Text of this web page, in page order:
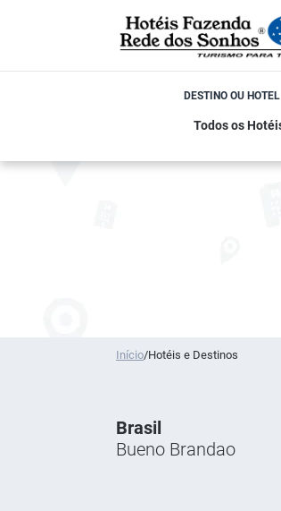
DESTINO OU HOTEL
Início/Hotéis e Destinos
Brasil
Bueno Brandao